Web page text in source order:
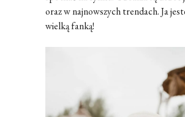
oraz w najnowszych trendach. Ja
wielką fanką!